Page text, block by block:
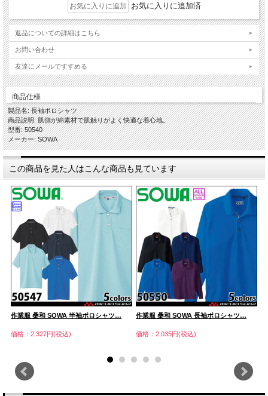
お気に入りに追加済
返品についての詳細はこちら
お問い合わせ
友達にメールですすめる
商品仕様
製品名: 長袖ポロシャツ
商品説明: 肌側が綿素材で肌触りがよく快適な着心地。
型番: 50540
メーカー: SOWA
この商品を見た人はこんな商品も見ています
作業服 桑和 SOWA 半袖ポロシャツ…
価格：2,327円(税込)
作業服 桑和 SOWA 長袖ポロシャツ…
価格：2,035円(税込)